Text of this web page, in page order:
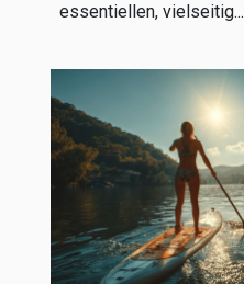
essentiellen, vielseitig...